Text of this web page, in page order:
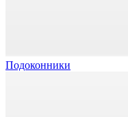
Подоконники